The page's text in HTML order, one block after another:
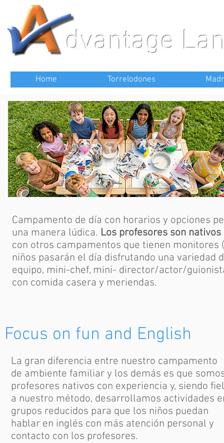
dvantage
Home Torrelodones
Campamento de día con horarios y opciones
una manera lúdica. Los profesores son
con otros campamentos que tienen
niños pasarán el día disfrutando una variedad
equipo, mini-chef, mini- director/actor/
con comida casera y meriendas.
Focus on fun and English
La gran diferencia entre nuestro campamento
de ambiente familiar y los demás es que
profesores nativos con experiencia y, siendo fiel
a nuestro método, desarrollamos actividades
grupos reducidos para que los niños puedan
hablar en inglés con más atención personal y
contacto con los profesores.